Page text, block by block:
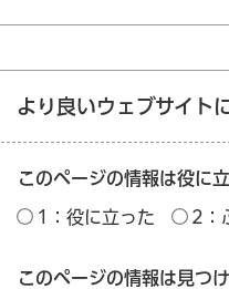
より良いウェブサイト
このページの情報は役に
1：役に立った 2：
このページの情報は見つ